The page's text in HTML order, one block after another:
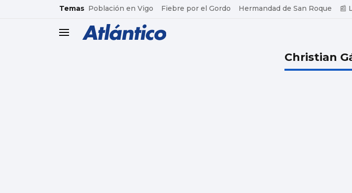
common.go-to-content
Temas Población en Vigo Fiebre por el Gordo Hermandad de San Roque 📰
header.menu.open
Christian